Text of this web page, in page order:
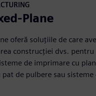
Plane
oferă soluțiile de care
construcției dvs. pentru
de imprimare cu
pat de pulbere sau sisteme